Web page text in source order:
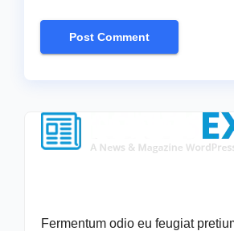
Fermentum odio eu feugiat